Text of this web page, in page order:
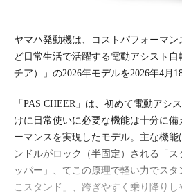
ヤマハ発動機は、コストパフォーマ
ど日常生活で活躍する電動アシスト自
チア）」の2026年モデルを2026年4月
「PAS CHEER」は、初めて電動アシ
けに日常使いに必要な機能は十分に
ーマンスを実現したモデル。主な機
ンドルがロック（半固定）される「
ッパー」、てこの原理で軽い力でス
こスタンド」、跨ぎやすく乗り降り